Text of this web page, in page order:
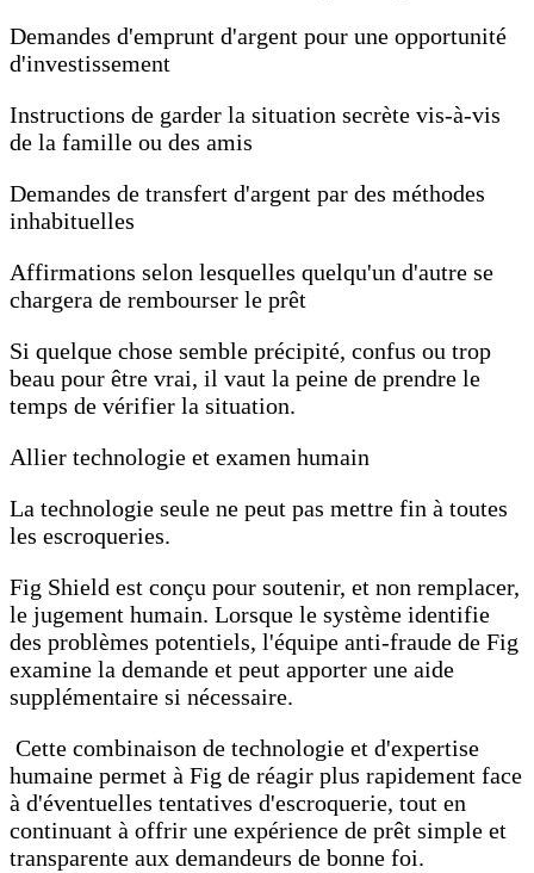
Demandes d'emprunt d'argent pour une opportunité
d'investissement
Instructions de garder la situation secrète vis-à-vis
de la famille ou des amis
Demandes de transfert d'argent par des méthodes
inhabituelles
Affirmations selon lesquelles quelqu'un d'autre se
chargera de rembourser le prêt
Si quelque chose semble précipité, confus ou trop
beau pour être vrai, il vaut la peine de prendre le
temps de vérifier la situation.
Allier technologie et examen humain
La technologie seule ne peut pas mettre fin à toutes
les escroqueries.
Fig Shield est conçu pour soutenir, et non remplacer,
le jugement humain. Lorsque le système identifie
des problèmes potentiels, l'équipe anti-fraude de Fig
examine la demande et peut apporter une aide
supplémentaire si nécessaire.
Cette combinaison de technologie et d'expertise
humaine permet à Fig de réagir plus rapidement face
à d'éventuelles tentatives d'escroquerie, tout en
continuant à offrir une expérience de prêt simple et
transparente aux demandeurs de bonne foi.